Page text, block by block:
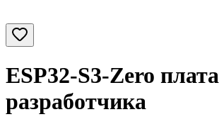
ESP32-S3-Zero плата
разработчика